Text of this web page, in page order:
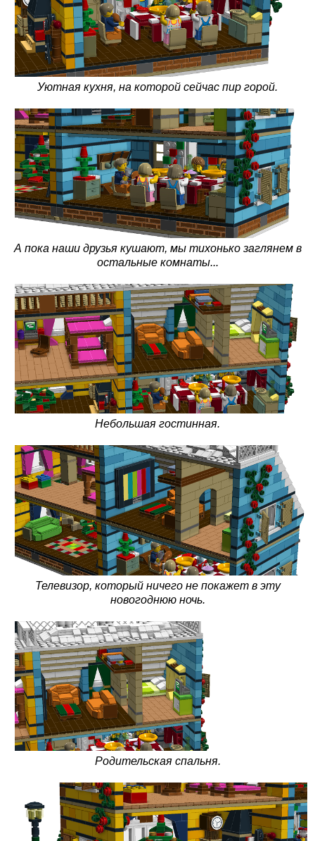
Уютная кухня, на которой сейчас пир горой.
А пока наши друзья кушают, мы тихонько заглянем в
остальные комнаты...
Небольшая гостинная.
Телевизор, который ничего не покажет в эту
новогоднюю ночь.
Родительская спальня.